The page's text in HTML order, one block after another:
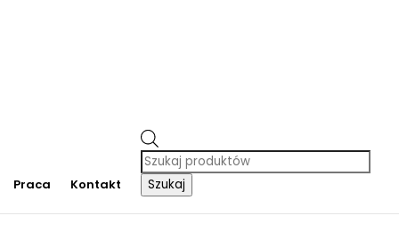
Praca Kontakt
Wyszukiwarka
produktów
Szukaj